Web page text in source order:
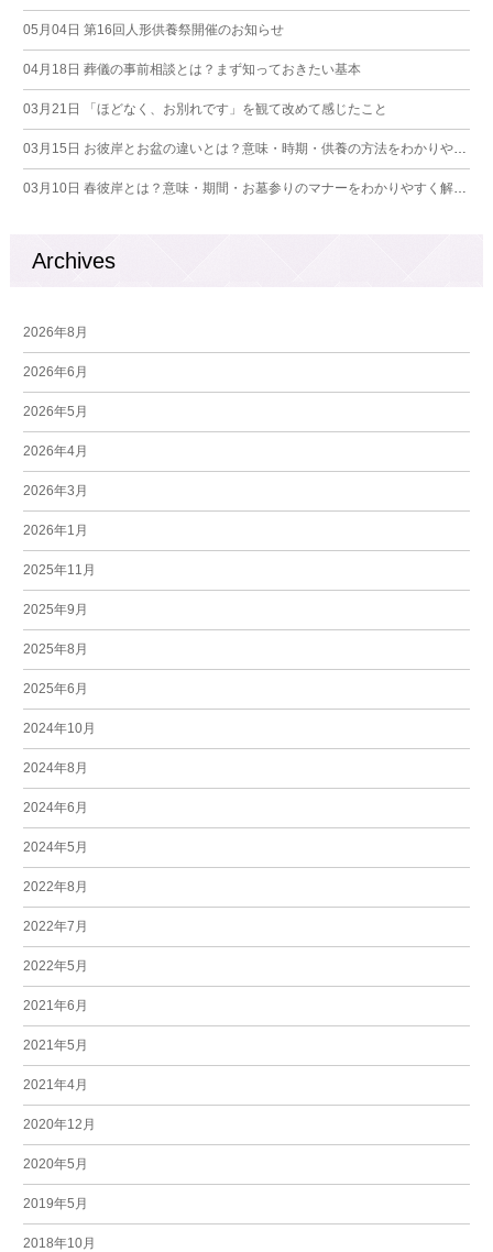
05月04日 第16回人形供養祭開催のお知らせ
04月18日 葬儀の事前相談とは？まず知っておきたい基本
03月21日 「ほどなく、お別れです」を観て改めて感じたこと
03月15日 お彼岸とお盆の違いとは？意味・時期・供養の方法をわかりやすく解説
03月10日 春彼岸とは？意味・期間・お墓参りのマナーをわかりやすく解説【2026年版】
Archives
2026年8月
2026年6月
2026年5月
2026年4月
2026年3月
2026年1月
2025年11月
2025年9月
2025年8月
2025年6月
2024年10月
2024年8月
2024年6月
2024年5月
2022年8月
2022年7月
2022年5月
2021年6月
2021年5月
2021年4月
2020年12月
2020年5月
2019年5月
2018年10月